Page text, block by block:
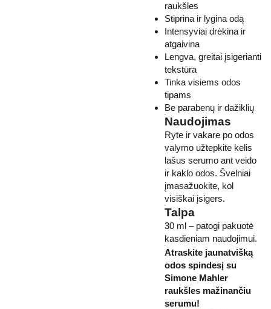
raukšles
Stiprina ir lygina odą
Intensyviai drėkina ir
atgaivina
Lengva, greitai įsigerianti
tekstūra
Tinka visiems odos
tipams
Be parabenų ir dažiklių
Naudojimas
Ryte ir vakare po odos
valymo užtepkite kelis
lašus serumo ant veido
ir kaklo odos. Švelniai
įmasažuokite, kol
visiškai įsigers.
Talpa
30 ml – patogi pakuotė
kasdieniam naudojimui.
Atraskite jaunatvišką
odos spindesį su
Simone Mahler
raukšles mažinančiu
serumu!